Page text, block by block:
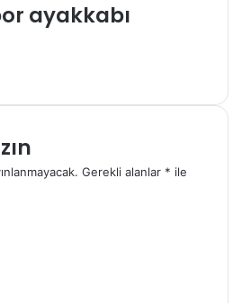
ayakkabı
Gerekli alanlar * ile